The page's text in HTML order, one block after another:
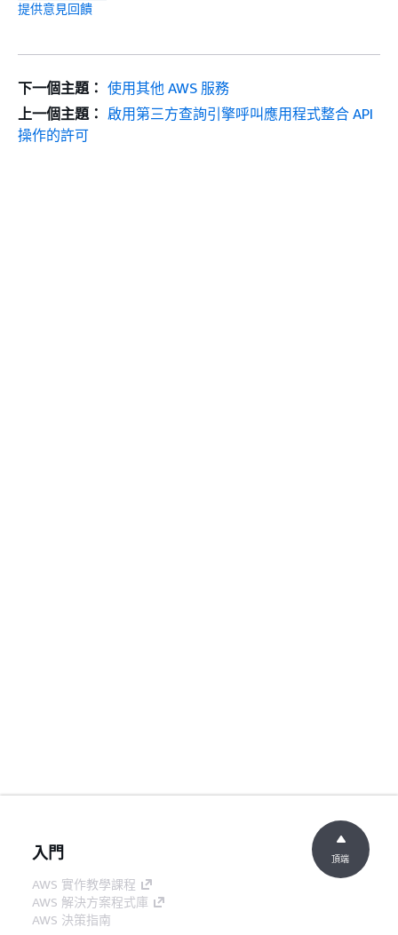
提供意見回饋
下一個主題： 使用其他 AWS 服務
上一個主題： 啟用第三方查詢引擎呼叫應用程式整合 API
操作的許可
入門
AWS 實作教學課程
AWS 解決方案程式庫
AWS 決策指南
頂端